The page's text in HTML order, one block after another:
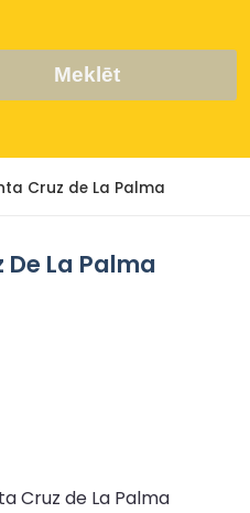
Meklēt
Cruz de La Palma
La Palma
Cruz de La Palma